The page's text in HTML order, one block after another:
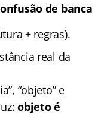
de banca
+ regras).
real da
“objeto” e
objeto é